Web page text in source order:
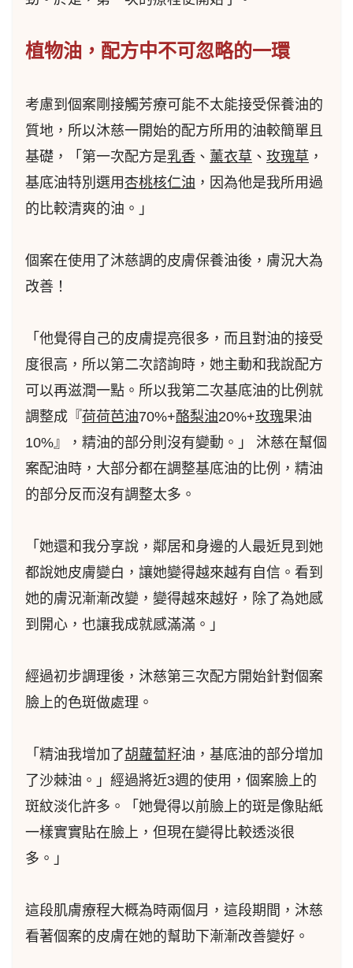
植物油，配方中不可忽略的一環
考慮到個案剛接觸芳療可能不太能接受保養油的
質地，所以沐慈一開始的配方所用的油較簡單且
基礎，「第一次配方是乳香 、 薰衣草 、 玫瑰草 ，
基底油特別選用杏桃核仁油 ，因為他是我所用過
的比較清爽的油。」
個案在使用了沐慈調的皮膚保養油後，膚況大為
改善！
「他覺得自己的皮膚提亮很多，而且對油的接受
度很高，所以第二次諮詢時，她主動和我說配方
可以再滋潤一點。所以我第二次基底油的比例就
調整成『 荷荷芭油70%+酪梨油20%+玫瑰果油
10%』，精油的部分則沒有變動。」 沐慈在幫個
案配油時，大部分都在調整基底油的比例，精油
的部分反而沒有調整太多。
「她還和我分享說，鄰居和身邊的人最近見到她
都說她皮膚變白，讓她變得越來越有自信。看到
她的膚況漸漸改變，變得越來越好，除了為她感
到開心，也讓我成就感滿滿。」
經過初步調理後，沐慈第三次配方開始針對個案
臉上的色斑做處理。
「精油我增加了胡蘿蔔籽油，基底油的部分增加
了沙棘油。」經過將近3週的使用，個案臉上的
斑紋淡化許多。「她覺得以前臉上的斑是像貼紙
一樣實實貼在臉上，但現在變得比較透淡很
多。」
這段肌膚療程大概為時兩個月，這段期間，沐慈
看著個案的皮膚在她的幫助下漸漸改善變好。